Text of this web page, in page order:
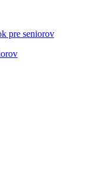
pre seniorov